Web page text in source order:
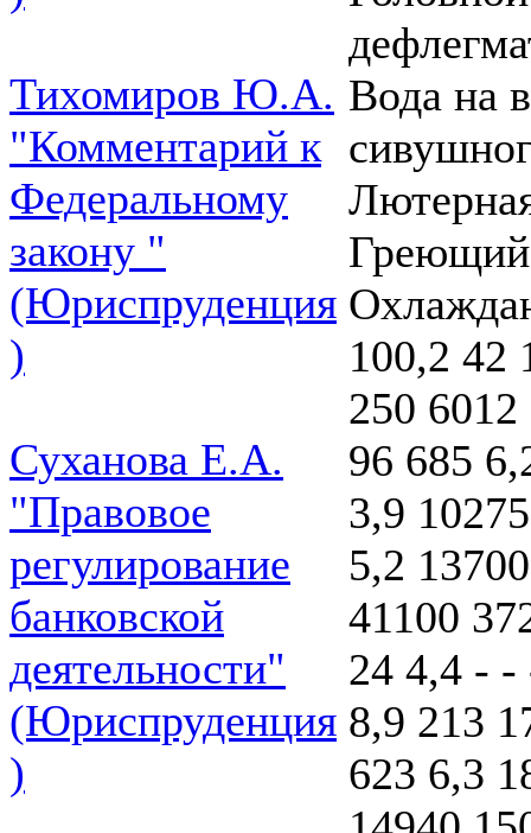
Тихомиров Ю.А.
"Комментарий к
Федеральному
закону "
(Юриспруденция
)
Суханова Е.А.
"Правовое
регулирование
банковской
деятельности"
(Юриспруденция
)
Вода на
Греющий
100,2 42
250
96 685
3,9
5,2
41100
24 4,4 -
8,9 213
623 6,3